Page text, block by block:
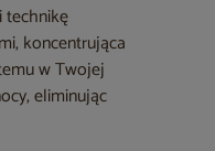
technikę
koncentrująca
w Twojej
eliminując